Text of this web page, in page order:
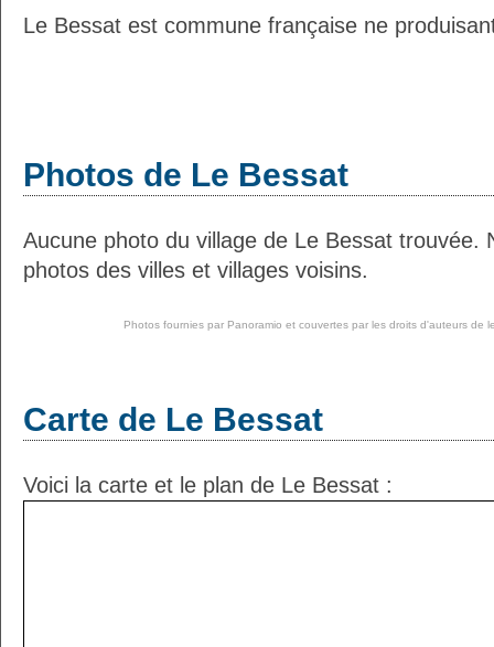
Le Bessat est commune française ne
Photos de Le Bessat
Aucune photo du village de Le Bessat trouvée.
photos des villes et villages voisins.
Photos fournies par Panoramio et couvertes par les droits d'auteurs de
Carte de Le Bessat
Voici la carte et le plan de Le Bessat :